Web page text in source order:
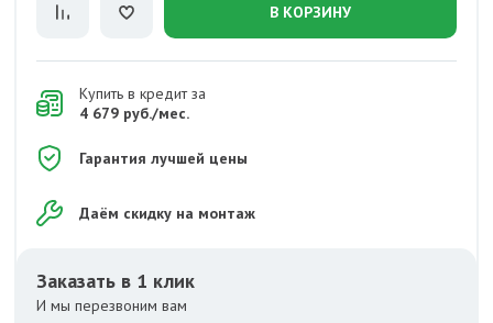
В КОРЗИНУ
Купить в кредит за
4 679 руб./мес.
Гарантия лучшей цены
Даём скидку на монтаж
Заказать в 1 клик
И мы перезвоним вам